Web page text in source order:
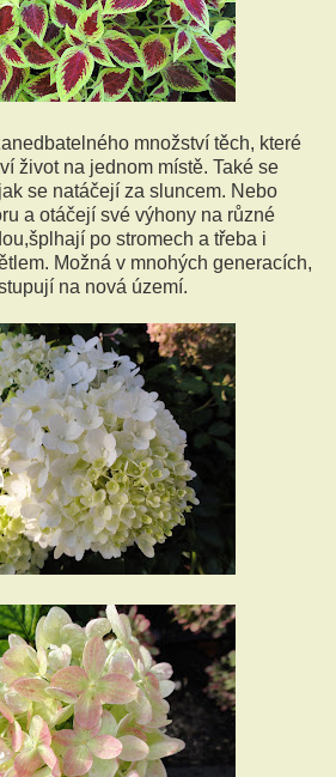
množství těch, které
život na jednom místě. Také se
se natáčejí za sluncem. Nebo
a otáčejí své výhony na různé
po stromech a třeba i
Možná v mnohých generacích,
na nová území.